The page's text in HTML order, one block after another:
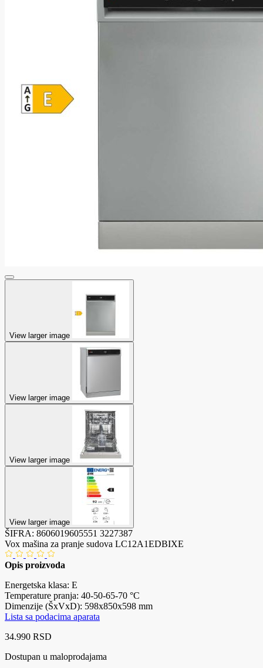
View larger image
View larger image
View larger image
View larger image
ŠIFRA: 8606019605551 3227387
Vox mašina za pranje sudova LC12A1EDBIXE
Opis proizvoda
Energetska klasa: E
Temperature pranja: 40-50-65-70 °C
Dimenzije (ŠxVxD): 598x850x598 mm
Lista sa podacima aparata
34.990 RSD
Dostupan u maloprodajama